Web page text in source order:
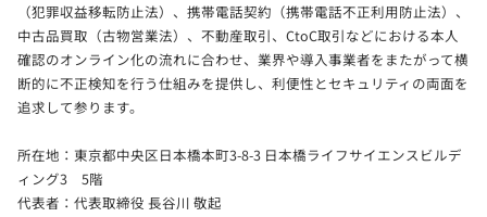
（犯罪収益移転防止法）、携帯電話契約（携帯電話不正利用防止法）、
中古品買取（古物営業法）、不動産取引、CtoC取引などにおける本人
確認のオンライン化の流れに合わせ、業界や導入事業者をまたがって横
断的に不正検知を行う仕組みを提供し、利便性とセキュリティの両面を
追求して参ります。
所在地：東京都中央区日本橋本町3-8-3 日本橋ライフサイエンスビルデ
ィング3 5階
代表者：代表取締役 長谷川 敬起